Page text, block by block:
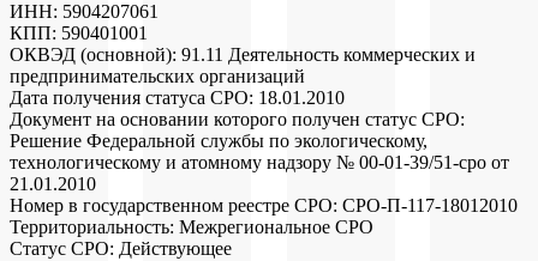
ИНН: 5904207061
КПП: 590401001
ОКВЭД (основной): 91.11 Деятельность коммерческих и
предпринимательских организаций
Дата получения статуса СРО: 18.01.2010
Документ на основании которого получен статус СРО:
Решение Федеральной службы по экологическому,
технологическому и атомному надзору № 00-01-39/51-сро от
21.01.2010
Номер в государственном реестре СРО: СРО-П-117-18012010
Территориальность: Межрегиональное СРО
Статус СРО: Действующее